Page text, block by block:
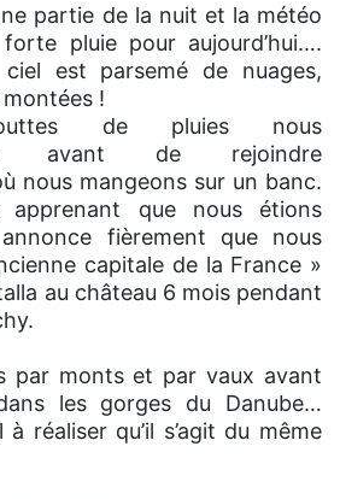
partie de la nuit et la météo
pluie pour aujourd’hui….
est parsemé de nuages,
!
de pluies nous
avant de rejoindre
nous mangeons sur un banc.
apprenant que nous étions
fièrement que nous
capitale de la France »
au château 6 mois pendant
par monts et par vaux avant
les gorges du Danube…
réaliser qu’il s’agit du même